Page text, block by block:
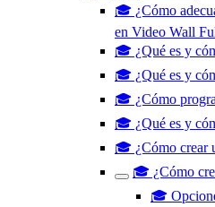
🎓 ¿Cómo
en Video Wall
🎓 ¿Qué es y
🎓 ¿Qué es y
🎓 ¿Cómo
🎓 ¿Qué es y
🎓 ¿Cómo crear
🎓 ¿Cómo
🎓